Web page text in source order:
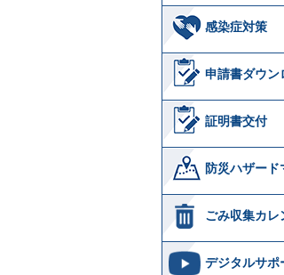
感染症対策
申請書ダウン
証明書交付
防災ハザード
ごみ収集カレ
デジタルサポ